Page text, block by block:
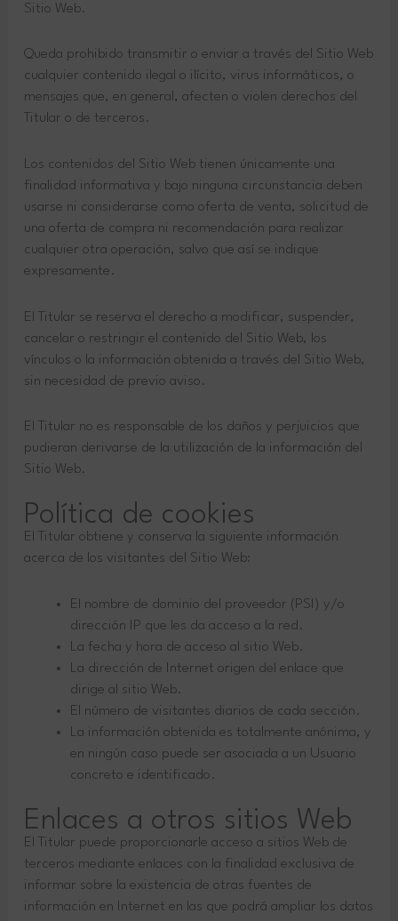
Sitio Web.
Queda prohibido transmitir o enviar a través del Sitio Web
cualquier contenido ilegal o ilícito, virus informáticos, o
mensajes que, en general, afecten o violen derechos del
Titular o de terceros.
Los contenidos del Sitio Web tienen únicamente una
finalidad informativa y bajo ninguna circunstancia deben
usarse ni considerarse como oferta de venta, solicitud de
una oferta de compra ni recomendación para realizar
cualquier otra operación, salvo que así se indique
expresamente.
El Titular se reserva el derecho a modificar, suspender,
cancelar o restringir el contenido del Sitio Web, los
vínculos o la información obtenida a través del Sitio Web,
sin necesidad de previo aviso.
El Titular no es responsable de los daños y perjuicios que
pudieran derivarse de la utilización de la información del
Sitio Web.
Política de cookies
El Titular obtiene y conserva la siguiente información
acerca de los visitantes del Sitio Web:
El nombre de dominio del proveedor (PSI) y/o
dirección IP que les da acceso a la red.
La fecha y hora de acceso al sitio Web.
La dirección de Internet origen del enlace que
dirige al sitio Web.
El número de visitantes diarios de cada sección.
La información obtenida es totalmente anónima, y
en ningún caso puede ser asociada a un Usuario
concreto e identificado.
Enlaces a otros sitios Web
El Titular puede proporcionarle acceso a sitios Web de
terceros mediante enlaces con la finalidad exclusiva de
informar sobre la existencia de otras fuentes de
información en Internet en las que podrá ampliar los datos